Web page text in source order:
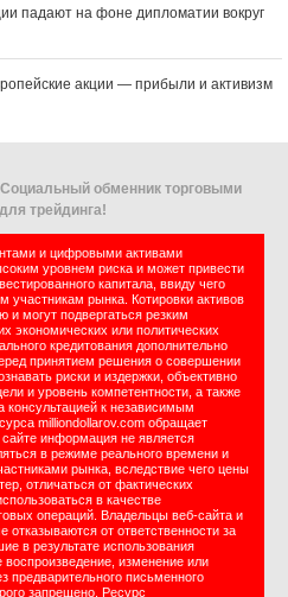
падают на фоне дипломатии вокруг
акции — прибыли и активизм
обменник торговыми
трейдинга!
и цифровыми активами
уровнем риска и может привести
капитала, ввиду чего
участникам рынка. Котировки активов
и могут подвергаться резким
экономических или политических
кредитования дополнительно
принятием решения о совершении
риски и издержки, объективно
и уровень компетентности, а также
консультацией к независимым
milliondollarov.com обращает
информация не является
в режиме реального времени и
рынка, вследствие чего цены
отличаться от фактических
в качестве
операций. Владельцы веб-сайта и
от ответственности за
в результате использования
изменение или
предварительного письменного
запрещено. Ресурс